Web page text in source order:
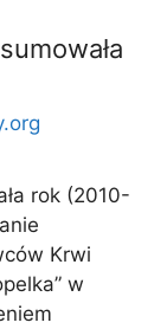
rok (2010-
Krwi
w